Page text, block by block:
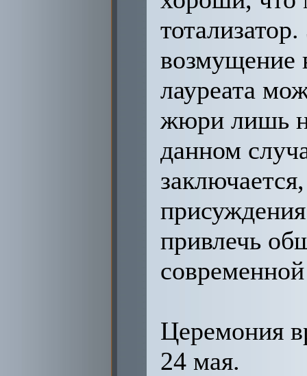
возмущение
лауреата
жюри лишь
данном
привлечь
Церемония
24 мая.